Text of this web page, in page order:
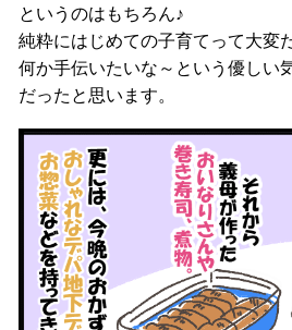
というのはもちろん♪
純粋にはじめての子育てって大変
何か手伝いたいな～という優しい
だったと思います。